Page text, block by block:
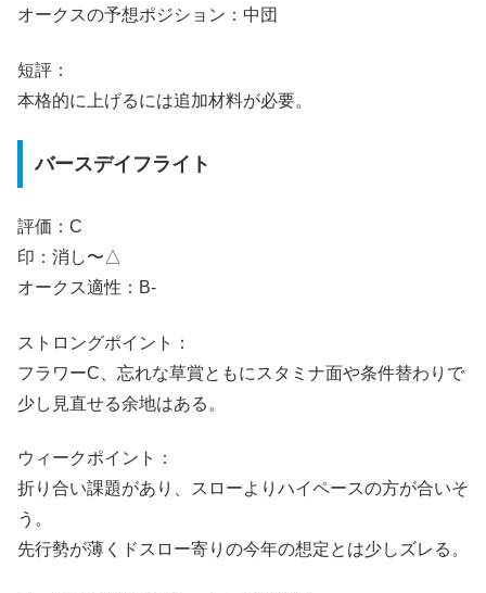
オークスの予想ポジション：中団
短評：
本格的に上げるには追加材料が必要。
バースデイフライト
評価：C
印：消し〜△
オークス適性：B-
ストロングポイント：
フラワーC、忘れな草賞ともにスタミナ面や条件替わりで
少し見直せる余地はある。
ウィークポイント：
折り合い課題があり、スローよりハイペースの方が合いそ
う。
先行勢が薄くドスロー寄りの今年の想定とは少しズレる。